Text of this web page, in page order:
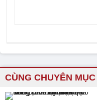
CÙNG CHUYÊN MỤC